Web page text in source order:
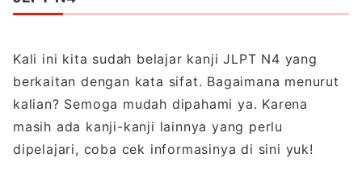
Kali ini kita sudah belajar kanji JLPT N4 yang
berkaitan dengan kata sifat. Bagaimana menurut
kalian? Semoga mudah dipahami ya. Karena
masih ada kanji-kanji lainnya yang perlu
dipelajari, coba cek informasinya di sini yuk!